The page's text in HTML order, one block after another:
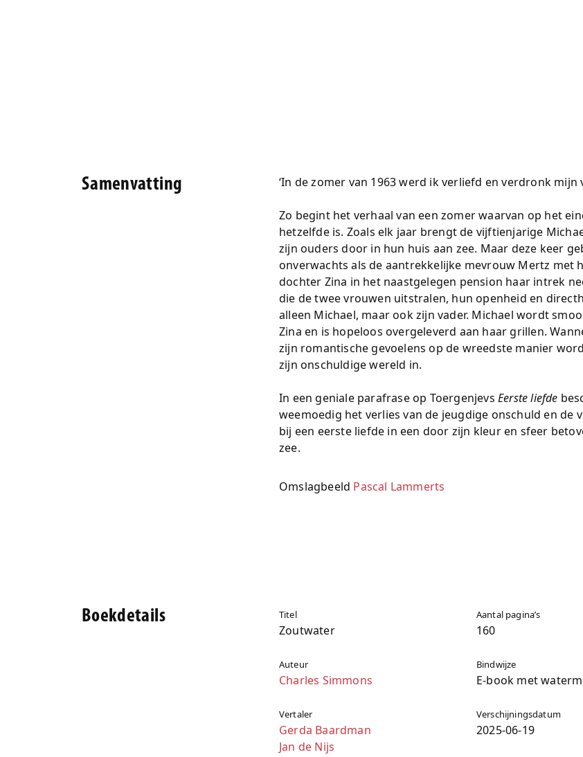
Samenvatting ‘In de zomer van 1963 werd ik verliefd en verdronk mijn
Zo begint het verhaal van een zomer waarvan op het
hetzelfde is. Zoals elk jaar brengt de vijftienjarige
zijn ouders door in hun huis aan zee. Maar deze keer
onverwachts als de aantrekkelijke mevrouw Mertz met
dochter Zina in het naastgelegen pension haar intrek
die de twee vrouwen uitstralen, hun openheid en
alleen Michael, maar ook zijn vader. Michael wordt
Zina en is hopeloos overgeleverd aan haar grillen.
zijn romantische gevoelens op de wreedste manier
zijn onschuldige wereld in.
In een geniale parafrase op Toergenjevs Eerste liefde
weemoedig het verlies van de jeugdige onschuld en de
bij een eerste liefde in een door zijn kleur en sfeer
zee.
Omslagbeeld Pascal Lammerts
Boekdetails Titel
Zoutwater
Auteur
Charles Simmons
Vertaler
Gerda Baardman
Jan de Nijs
Aantal pagina’s
160
Bindwijze
E-book met
Verschijningsdatum
2025-06-19